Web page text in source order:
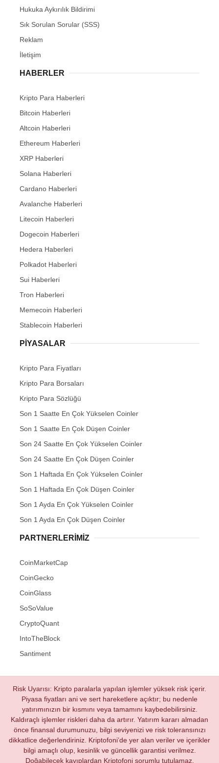
Hukuka Aykırılık Bildirimi
Sık Sorulan Sorular (SSS)
Reklam
İletişim
HABERLER
Kripto Para Haberleri
Bitcoin Haberleri
Altcoin Haberleri
Ethereum Haberleri
XRP Haberleri
Solana Haberleri
Cardano Haberleri
Avalanche Haberleri
Litecoin Haberleri
Dogecoin Haberleri
Hedera Haberleri
Polkadot Haberleri
Sui Haberleri
Tron Haberleri
Memecoin Haberleri
Stablecoin Haberleri
PIYASALAR
Kripto Para Fiyatları
Kripto Para Borsaları
Kripto Para Sözlüğü
Son 1 Saatte En Çok Yükselen Coinler
Son 1 Saatte En Çok Düşen Coinler
Son 24 Saatte En Çok Yükselen Coinler
Son 24 Saatte En Çok Düşen Coinler
Son 1 Haftada En Çok Yükselen Coinler
Son 1 Haftada En Çok Düşen Coinler
Son 1 Ayda En Çok Yükselen Coinler
Son 1 Ayda En Çok Düşen Coinler
PARTNERLERIMIZ
CoinMarketCap
CoinGecko
CoinGlass
SoSoValue
CryptoQuant
IntoTheBlock
Santiment
Risk Uyarısı: Kripto paralarla yapılan işlemler yüksek risk içerir.
Piyasa fiyatları ani ve sert hareketlere açıktır; bu nedenle
yatırımınızın bir kısmını veya tamamını kaybedebilirsiniz.
Kaldıraçlı işlemler riskleri daha da artırır. Yatırım kararı almadan
önce finansal durumunuzu, bilgi seviyenizi ve risk toleransınızı
dikkatlice değerlendiriniz. Kriptofoni’de yer alan veriler ve içerikler
bilgi amaçlı olup, kesinlik ve güncellik garantisi verilmez.
Doğabilecek kayıplardan Kriptofoni sorumlu tutulamaz.